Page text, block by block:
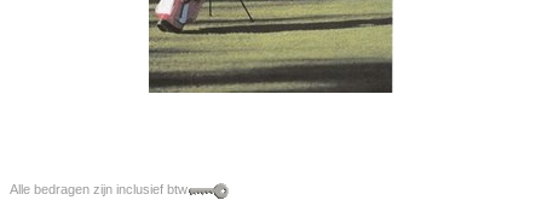
Alle bedragen zijn inclusief btw